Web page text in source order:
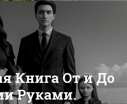
Книга От и До
Руками.